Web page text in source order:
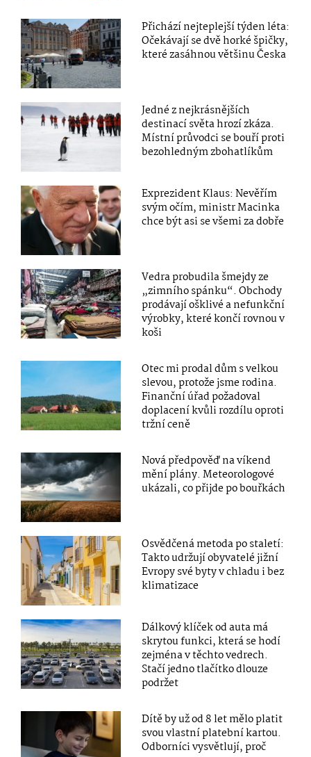
Přichází nejteplejší týden léta:
Očekávají se dvě horké špičky,
které zasáhnou většinu Česka
Jedné z nejkrásnějších
destinací světa hrozí zkáza.
Místní průvodci se bouří proti
bezohledným zbohatlíkům
Exprezident Klaus: Nevěřím
svým očím, ministr Macinka
chce být asi se všemi za dobře
Vedra probudila šmejdy ze
„zimního spánku“. Obchody
prodávají ošklivé a nefunkční
výrobky, které končí rovnou v
koši
Otec mi prodal dům s velkou
slevou, protože jsme rodina.
Finanční úřad požadoval
doplacení kvůli rozdílu oproti
tržní ceně
Nová předpověď na víkend
mění plány. Meteorologové
ukázali, co přijde po bouřkách
Osvědčená metoda po staletí:
Takto udržují obyvatelé jižní
Evropy své byty v chladu i bez
klimatizace
Dálkový klíček od auta má
skrytou funkci, která se hodí
zejména v těchto vedrech.
Stačí jedno tlačítko dlouze
podržet
Dítě by už od 8 let mělo platit
svou vlastní platební kartou.
Odborníci vysvětlují, proč